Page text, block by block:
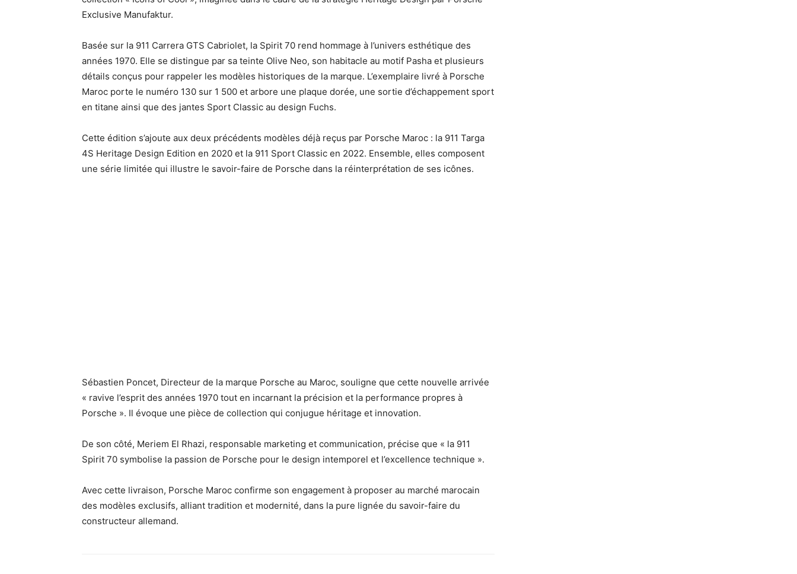
Exclusive Manufaktur.
Basée sur la 911 Carrera GTS Cabriolet, la Spirit 70 rend hommage à l’univers esthétique des
années 1970. Elle se distingue par sa teinte Olive Neo, son habitacle au motif Pasha et plusieurs
détails conçus pour rappeler les modèles historiques de la marque. L’exemplaire livré à Porsche
Maroc porte le numéro 130 sur 1 500 et arbore une plaque dorée, une sortie d’échappement sport
en titane ainsi que des jantes Sport Classic au design Fuchs.
Cette édition s’ajoute aux deux précédents modèles déjà reçus par Porsche Maroc : la 911 Targa
4S Heritage Design Edition en 2020 et la 911 Sport Classic en 2022. Ensemble, elles composent
une série limitée qui illustre le savoir-faire de Porsche dans la réinterprétation de ses icônes.
Sébastien Poncet, Directeur de la marque Porsche au Maroc, souligne que cette nouvelle arrivée
« ravive l’esprit des années 1970 tout en incarnant la précision et la performance propres à
Porsche ». Il évoque une pièce de collection qui conjugue héritage et innovation.
De son côté, Meriem El Rhazi, responsable marketing et communication, précise que « la 911
Spirit 70 symbolise la passion de Porsche pour le design intemporel et l’excellence technique ».
Avec cette livraison, Porsche Maroc confirme son engagement à proposer au marché marocain
des modèles exclusifs, alliant tradition et modernité, dans la pure lignée du savoir-faire du
constructeur allemand.